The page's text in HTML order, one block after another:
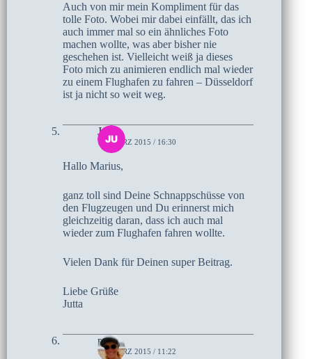
Auch von mir mein Kompliment für das
tolle Foto. Wobei mir dabei einfällt, das ich
auch immer mal so ein ähnliches Foto
machen wollte, was aber bisher nie
geschehen ist. Vielleicht weiß ja dieses
Foto mich zu animieren endlich mal wieder
zu einem Flughafen zu fahren – Düsseldorf
ist ja nicht so weit weg.
Jutta
17. MÄRZ 2015 / 16:30
Hallo Marius,
ganz toll sind Deine Schnappschüsse von
den Flugzeugen und Du erinnerst mich
gleichzeitig daran, dass ich auch mal
wieder zum Flughafen fahren wollte.
Vielen Dank für Deinen super Beitrag.
Liebe Grüße
Jutta
moni
17. MÄRZ 2015 / 11:22